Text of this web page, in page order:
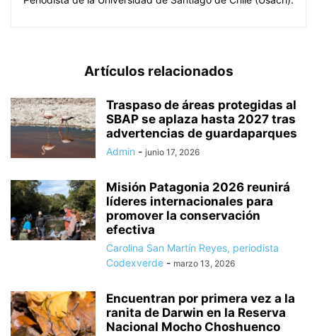
Artículos relacionados
Traspaso de áreas protegidas al
SBAP se aplaza hasta 2027 tras
advertencias de guardaparques
Admin - junio 17, 2026
Misión Patagonia 2026 reunirá
líderes internacionales para
promover la conservación
efectiva
Carolina San Martín Reyes, periodista
Codexverde - marzo 13, 2026
Encuentran por primera vez a la
ranita de Darwin en la Reserva
Nacional Mocho Choshuenco